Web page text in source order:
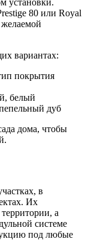
установки.
80 или Royal
желаемой
вариантах:
покрытия
белый
дуб
дома, чтобы
в
Их
а
системе
под любые